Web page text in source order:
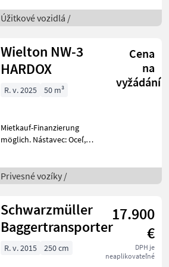
klimatizácia, hydraulický
systém (výklopná
prevodo
Úžitkové vozidlá /
Wielton NW-3
HARDOX
Cena
na
vyžádání
R. v. 2025 50 m³
Mietkauf-Finanzierung
möglich. Nástavec: Oceľ,
Jednostranne výkyvná
prístavba, brzda:
brzda, automat
Privesné vozíky /
Schwarzmüller
Baggertransporter
17.900
€
DPH je
neaplikovateľné
R. v. 2015 250 cm